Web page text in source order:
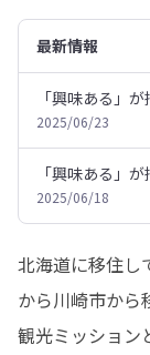
最新情報
「興味ある」
2025/06/23
「興味ある」
2025/06/18
北海道に移住し
から川崎市から
観光ミッション